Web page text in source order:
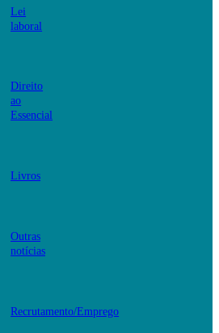
Lei
laboral
Direito
ao
Essencial
Livros
Outras
notícias
Recrutamento/Emprego